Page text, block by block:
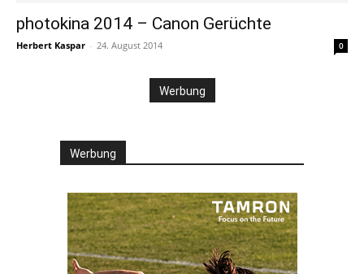
photokina 2014 – Canon Gerüchte
Herbert Kaspar - 24. August 2014 0
Werbung
Werbung